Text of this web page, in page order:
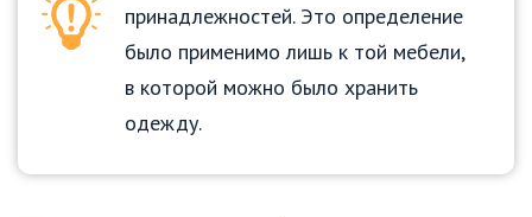
принадлежностей. Это определение
было применимо лишь к той мебели,
в которой можно было хранить
одежду.